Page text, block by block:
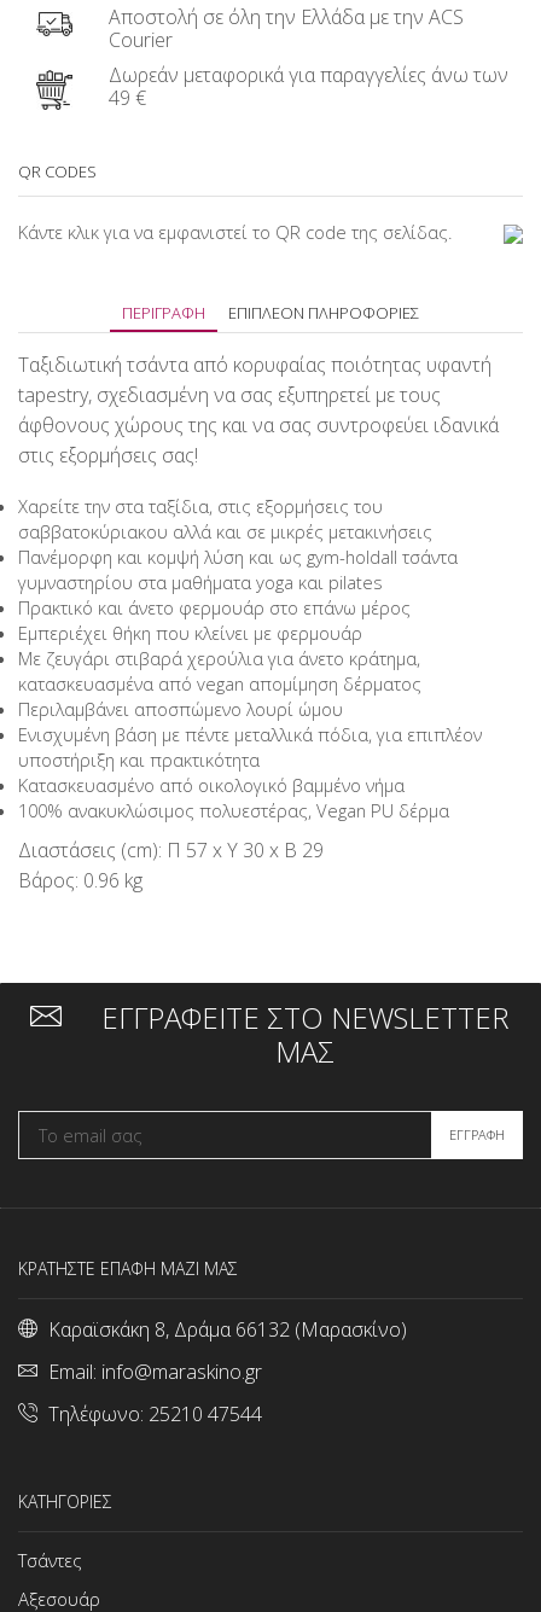
Αποστολή σε όλη την Ελλάδα με την ACS
Courier
Δωρεάν μεταφορικά για παραγγελίες άνω των
49 €
QR CODES
Κάντε κλικ για να εμφανιστεί το QR code της σελίδας.
ΠΕΡΙΓΡΑΦΉ ΕΠΙΠΛΈΟΝ ΠΛΗΡΟΦΟΡΊΕΣ
Ταξιδιωτική τσάντα από κορυφαίας ποιότητας υφαντή
tapestry, σχεδιασμένη να σας εξυπηρετεί με τους
άφθονους χώρους της και να σας συντροφεύει ιδανικά
στις εξορμήσεις σας!
Χαρείτε την στα ταξίδια, στις εξορμήσεις του
σαββατοκύριακου αλλά και σε μικρές μετακινήσεις
Πανέμορφη και κομψή λύση και ως gym-holdall τσάντα
γυμναστηρίου στα μαθήματα yoga και pilates
Πρακτικό και άνετο φερμουάρ στο επάνω μέρος
Εμπεριέχει θήκη που κλείνει με φερμουάρ
Με ζευγάρι στιβαρά χερούλια για άνετο κράτημα,
κατασκευασμένα από vegan απομίμηση δέρματος
Περιλαμβάνει αποσπώμενο λουρί ώμου
Ενισχυμένη βάση με πέντε μεταλλικά πόδια, για επιπλέον
υποστήριξη και πρακτικότητα
Κατασκευασμένο από οικολογικό βαμμένο νήμα
100% ανακυκλώσιμος πολυεστέρας, Vegan PU δέρμα
Διαστάσεις (cm): Π 57 x Υ 30 x Β 29
Βάρος: 0.96 kg
ΕΓΓΡΑΦΕΙΤΕ ΣΤΟ NEWSLETTER
ΜΑΣ
ΚΡΑΤΗΣΤΕ ΕΠΑΦΗ ΜΑΖΙ ΜΑΣ
Καραϊσκάκη 8, Δράμα 66132 (Μαρασκίνο)
Email: info@maraskino.gr
Τηλέφωνο: 25210 47544
ΚΑΤΗΓΟΡΙΕΣ
Τσάντες
Αξεσουάρ